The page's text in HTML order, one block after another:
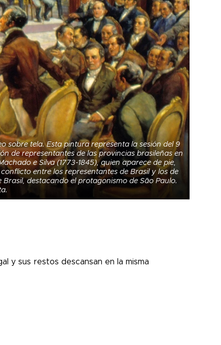
sobre tela. Esta pintura representa la sesión del 9
de representantes de las provincias brasileñas en
e Silva (1773-1845), quien aparece de pie,
entre los representantes de Brasil y los de
destacando el protagonismo de São Paulo.
y sus restos descansan en la misma